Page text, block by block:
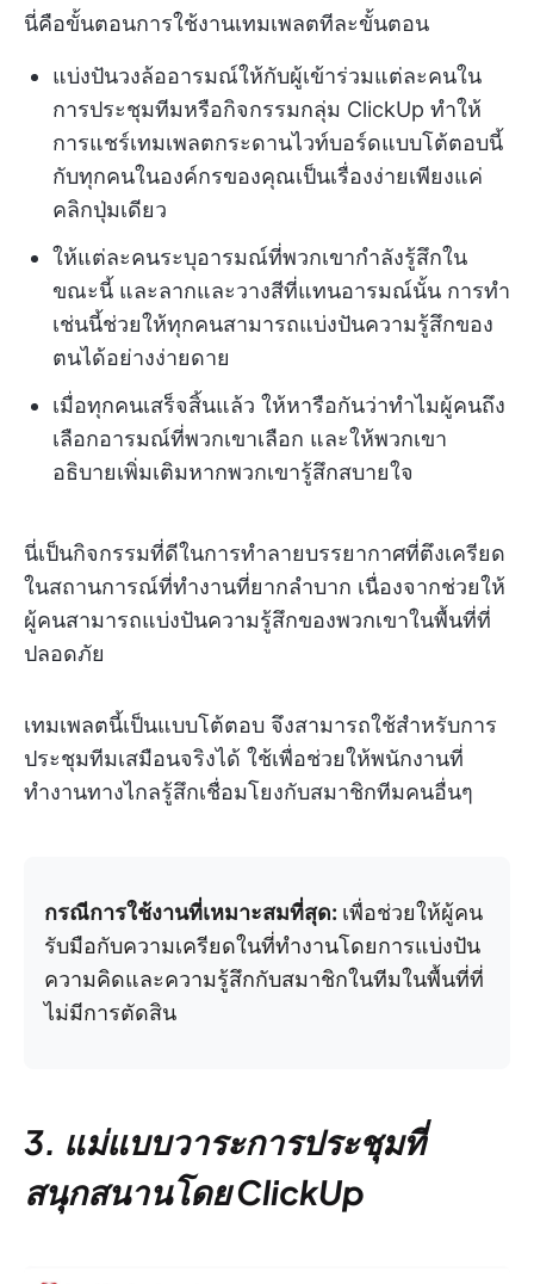
นี่คือขั้นตอนการใช้งานเทมเพลตทีละขั้นตอน
แบ่งปันวงล้ออารมณ์ให้กับผู้เข้าร่วมแต่ละคนใน
การประชุมทีมหรือกิจกรรมกลุ่ม ClickUp ทำให้
การแชร์เทมเพลตกระดานไวท์บอร์ดแบบโต้ตอบนี้
กับทุกคนในองค์กรของคุณเป็นเรื่องง่ายเพียงแค่
คลิกปุ่มเดียว
ให้แต่ละคนระบุอารมณ์ที่พวกเขากำลังรู้สึกใน
ขณะนี้ และลากและวางสีที่แทนอารมณ์นั้น การทำ
เช่นนี้ช่วยให้ทุกคนสามารถแบ่งปันความรู้สึกของ
ตนได้อย่างง่ายดาย
เมื่อทุกคนเสร็จสิ้นแล้ว ให้หารือกันว่าทำไมผู้คนถึง
เลือกอารมณ์ที่พวกเขาเลือก และให้พวกเขา
อธิบายเพิ่มเติมหากพวกเขารู้สึกสบายใจ
นี่เป็นกิจกรรมที่ดีในการทำลายบรรยากาศที่ตึงเครียด
ในสถานการณ์ที่ทำงานที่ยากลำบาก เนื่องจากช่วยให้
ผู้คนสามารถแบ่งปันความรู้สึกของพวกเขาในพื้นที่ที่
ปลอดภัย
เทมเพลตนี้เป็นแบบโต้ตอบ จึงสามารถใช้สำหรับการ
ประชุมทีมเสมือนจริงได้ ใช้เพื่อช่วยให้พนักงานที่
ทำงานทางไกลรู้สึกเชื่อมโยงกับสมาชิกทีมคนอื่นๆ
กรณีการใช้งานที่เหมาะสมที่สุด: เพื่อช่วยให้ผู้คน
รับมือกับความเครียดในที่ทำงานโดยการแบ่งปัน
ความคิดและความรู้สึกกับสมาชิกในทีมในพื้นที่ที่
ไม่มีการตัดสิน
3. แม่แบบวาระการประชุมที่
สนุกสนานโดย ClickUp